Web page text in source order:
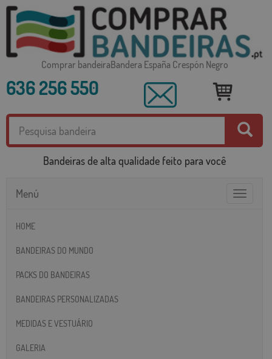
Comprar bandeiraBandera España Crespón Negro
636 256 550
Bandeiras de alta qualidade feito para você
Toggle
Menú
HOME
BANDEIRAS DO MUNDO
PACKS DO BANDEIRAS
BANDEIRAS PERSONALIZADAS
MEDIDAS E VESTUÁRIO
GALERIA